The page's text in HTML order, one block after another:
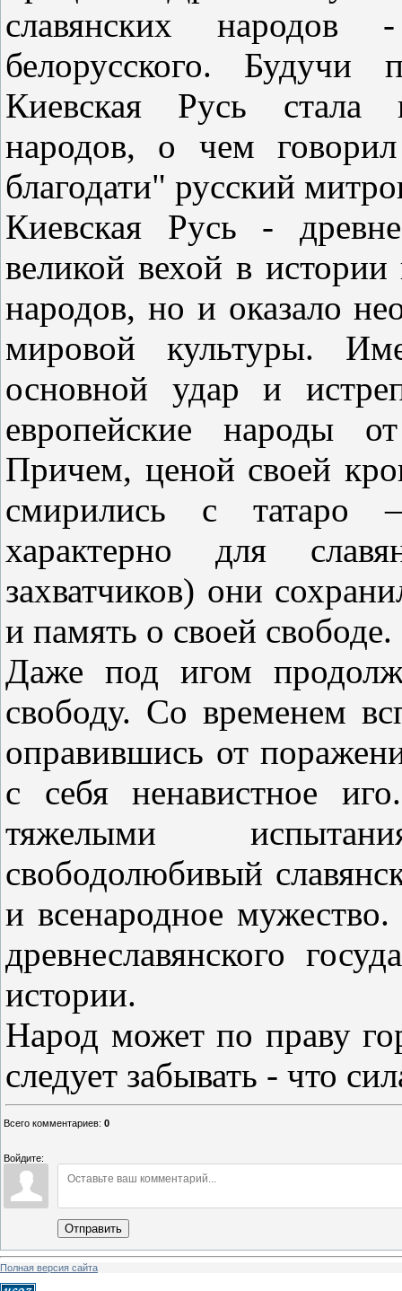
славянских народов
белорусского. Будучи
Киевская Русь стала
народов, о чем
благодати" русский
Киевская Русь -
великой вехой в истории
народов, но и оказало
мировой культуры.
основной удар и
европейские народы
Причем, ценой своей
смирились с татаро
характерно для
захватчиков) они
и память о своей свободе.
Даже под игом
свободу. Со временем
оправившись от
с себя ненавистное
тяжелыми
свободолюбивый
и всенародное
древнеславянского
истории.
Народ может по праву
следует забывать - что
Всего комментариев: 0
Войдите:
Отправить
Полная версия сайта